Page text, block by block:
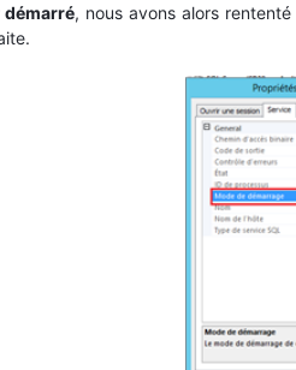
, nous avons alors